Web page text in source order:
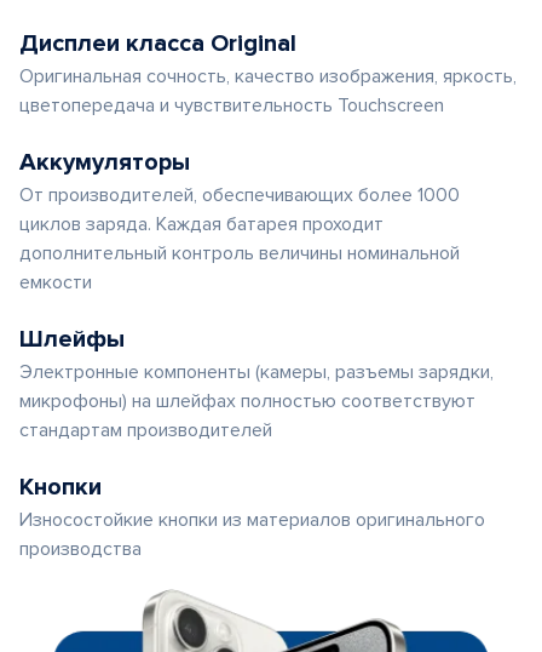
Дисплеи класса Original
Оригинальная сочность, качество изображения, яркость,
цветопередача и чувствительность Touchscreen
Аккумуляторы
От производителей, обеспечивающих более 1000
циклов заряда. Каждая батарея проходит
дополнительный контроль величины номинальной
емкости
Шлейфы
Электронные компоненты (камеры, разъемы зарядки,
микрофоны) на шлейфах полностью соответствуют
стандартам производителей
Кнопки
Износостойкие кнопки из материалов оригинального
производства